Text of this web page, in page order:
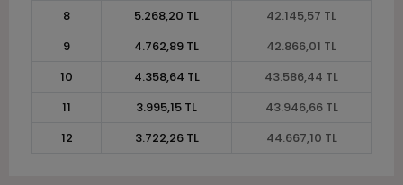
8
5.268,20 TL
42.145,57 TL
9
4.762,89 TL
42.866,01 TL
10
4.358,64 TL
43.586,44 TL
11
3.995,15 TL
43.946,66 TL
12
3.722,26 TL 44.667,10 TL